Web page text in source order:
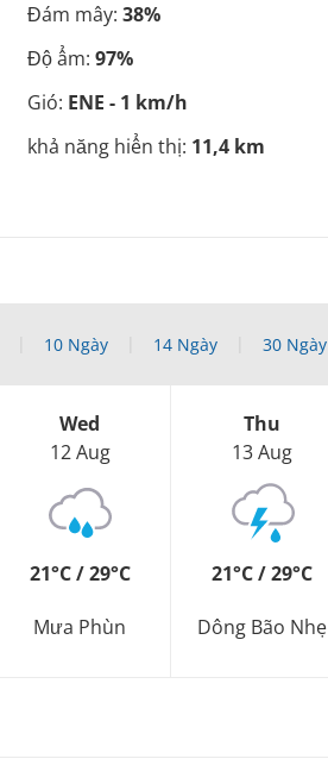
Đám mây: 38%
Độ ẩm: 97%
Gió: ENE - 1 km/h
khả năng hiển thị: 11,4 km
10 Ngày 14 Ngày 30 Ngày
Wed
12 Aug
21°C / 29°C
Mưa Phùn
Thu
13 Aug
21°C / 29°C
Dông Bão Nhẹ